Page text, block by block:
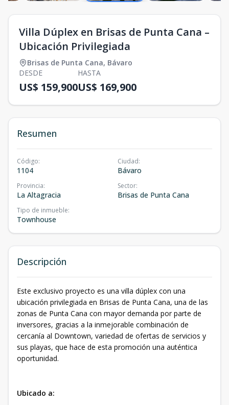
Villa Dúplex en Brisas de Punta Cana –
Ubicación Privilegiada
Brisas de Punta Cana, Bávaro
DESDE
US$ 159,900
HASTA
US$ 169,900
Resumen
Código:
1104
Ciudad:
Bávaro
Provincia:
La Altagracia
Sector:
Brisas de Punta Cana
Tipo de inmueble:
Townhouse
Descripción
Este exclusivo proyecto es una villa dúplex con una
ubicación privilegiada en Brisas de Punta Cana, una de las
zonas de Punta Cana con mayor demanda por parte de
inversores, gracias a la inmejorable combinación de
cercanía al Downtown, variedad de ofertas de servicios y
sus playas, que hace de esta promoción una auténtica
oportunidad.
Ubicado a: